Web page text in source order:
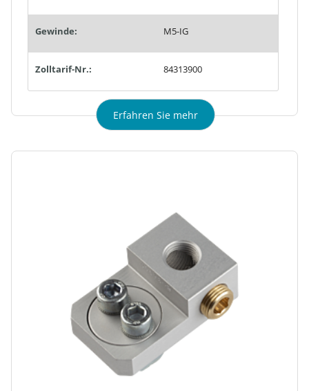
Gewinde: M5-IG
Zolltarif-Nr.: 84313900
Erfahren Sie mehr